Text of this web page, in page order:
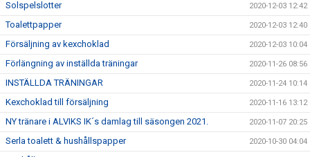
Solspelslotter 2020-12-03 12:42
Toalettpapper 2020-12-03 12:40
Försäljning av kexchoklad 2020-12-03 10:04
Förlängning av inställda träningar 2020-11-26 08:56
INSTÄLLDA TRÄNINGAR 2020-11-24 10:14
Kexchoklad till försäljning 2020-11-16 13:12
NY tränare i ALVIKS IK´s damlag till säsongen 2021. 2020-11-07 20:25
Serla toalett & hushållspapper 2020-10-30 04:04